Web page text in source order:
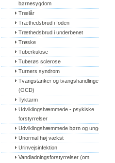
børnesygdom
Trælår
Træthedsbrud i foden
Træthedsbrud i underbenet
Trøske
Tuberkulose
Tuberøs sclerose
Turners syndrom
Tvangstanker og tvangshandlinger
(OCD)
Tyktarm
Udviklingshæmmede - psykiske
forstyrrelser
Udviklingshæmmede børn og unge
Unormal høj vækst
Urinvejsinfektion
Vandladningsforstyrrelser (om